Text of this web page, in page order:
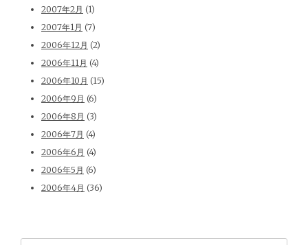
2007年2月 (1)
2007年1月 (7)
2006年12月 (2)
2006年11月 (4)
2006年10月 (15)
2006年9月 (6)
2006年8月 (3)
2006年7月 (4)
2006年6月 (4)
2006年5月 (6)
2006年4月 (36)